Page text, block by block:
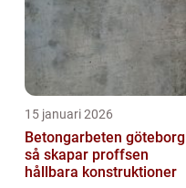
15 januari 2026
Betongarbeten göteborg
så skapar proffsen
hållbara konstruktioner